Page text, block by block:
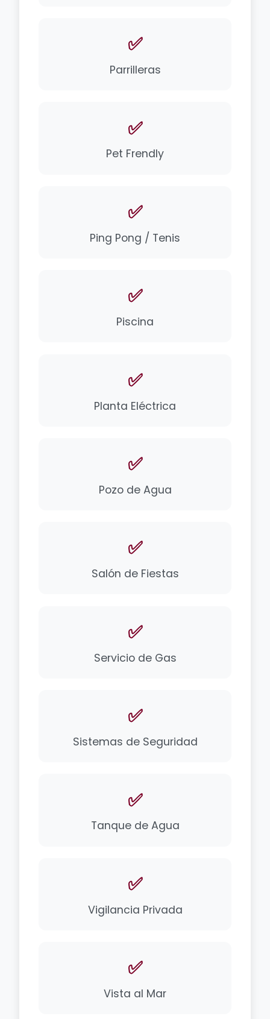
✅
Parrilleras
✅
Pet Frendly
✅
Ping Pong / Tenis
✅
Piscina
✅
Planta Eléctrica
✅
Pozo de Agua
✅
Salón de Fiestas
✅
Servicio de Gas
✅
Sistemas de Seguridad
✅
Tanque de Agua
✅
Vigilancia Privada
✅
Vista al Mar